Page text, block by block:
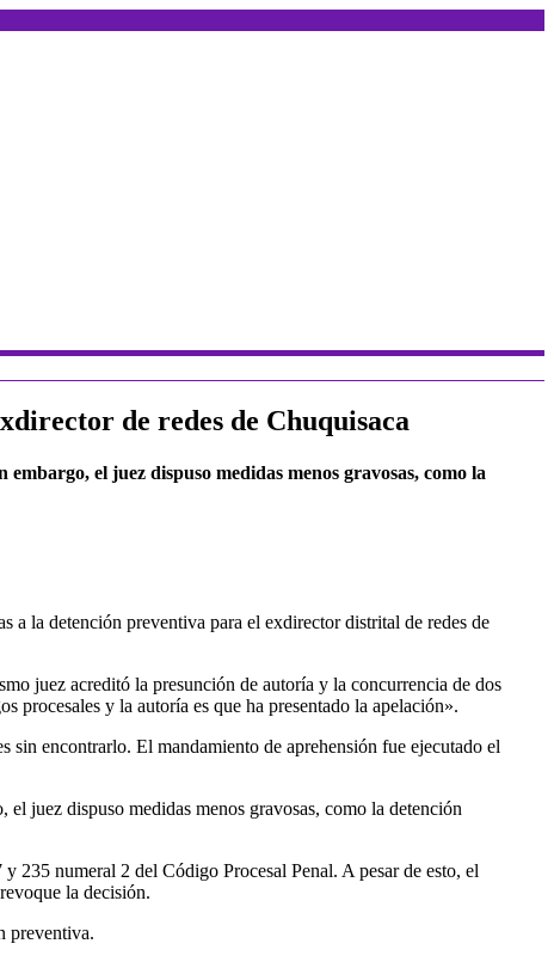
de redes de Chuquisaca
el juez dispuso medidas menos gravosas, como la
la detención preventiva para el exdirector distrital de redes de
juez acreditó la presunción de autoría y la concurrencia de dos
procesales y la autoría es que ha presentado la apelación».
encontrarlo. El mandamiento de aprehensión fue ejecutado el
juez dispuso medidas menos gravosas, como la detención
235 numeral 2 del Código Procesal Penal. A pesar de esto, el
la decisión.
preventiva.